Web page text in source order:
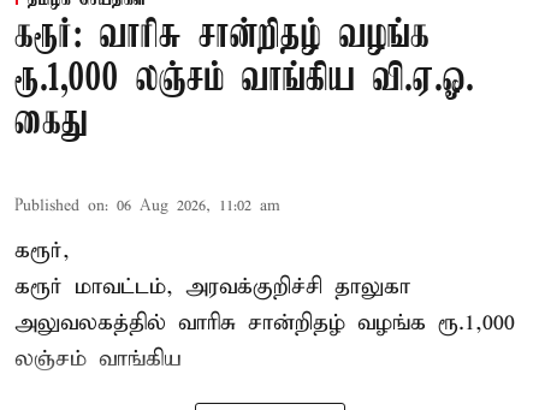
கரூர்: வாரிசு சான்றிதழ் வழங்க
ரூ.1,000 லஞ்சம் வாங்கிய வி.ஏ.ஓ.
கைது
Published on: 06 Aug 2026, 11:02 am
கரூர்,
கரூர் மாவட்டம், அரவக்குறிச்சி தாலுகா
அலுவலகத்தில் வாரிசு சான்றிதழ் வழங்க ரூ.1,000
லஞ்சம் வாங்கிய